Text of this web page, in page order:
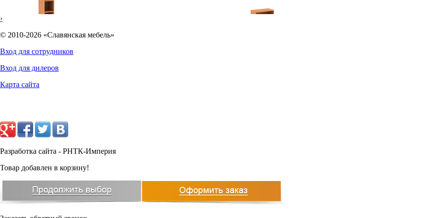
›
© 2010-2026 «Славянская мебель»
Вход для сотрудников
Вход для дилеров
Карта сайта
Разработка сайта - РНТК-Империя
Товар добавлен в корзину!